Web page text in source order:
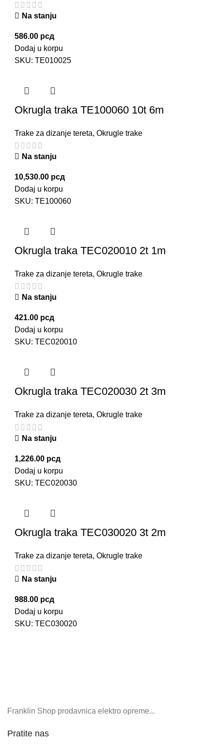
Na stanju
586.00 рсд
Dodaj u korpu
SKU: TE010025
Okrugla traka TE100060 10t 6m
Trake za dizanje tereta, Okrugle trake
Na stanju
10,530.00 рсд
Dodaj u korpu
SKU: TE100060
Okrugla traka TEC020010 2t 1m
Trake za dizanje tereta, Okrugle trake
Na stanju
421.00 рсд
Dodaj u korpu
SKU: TEC020010
Okrugla traka TEC020030 2t 3m
Trake za dizanje tereta, Okrugle trake
Na stanju
1,226.00 рсд
Dodaj u korpu
SKU: TEC020030
Okrugla traka TEC030020 3t 2m
Trake za dizanje tereta, Okrugle trake
Na stanju
988.00 рсд
Dodaj u korpu
SKU: TEC030020
Franklin Shop prodavnica elektro opreme...
Pratite nas